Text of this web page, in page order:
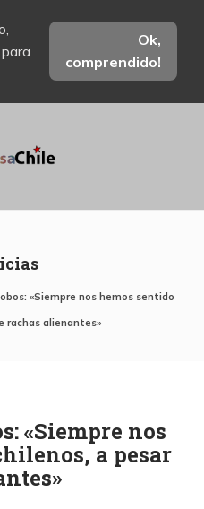
Ok,
comprendido!
«Siempre nos hemos sentido
rachas alienantes»
«Siempre nos
a pesar